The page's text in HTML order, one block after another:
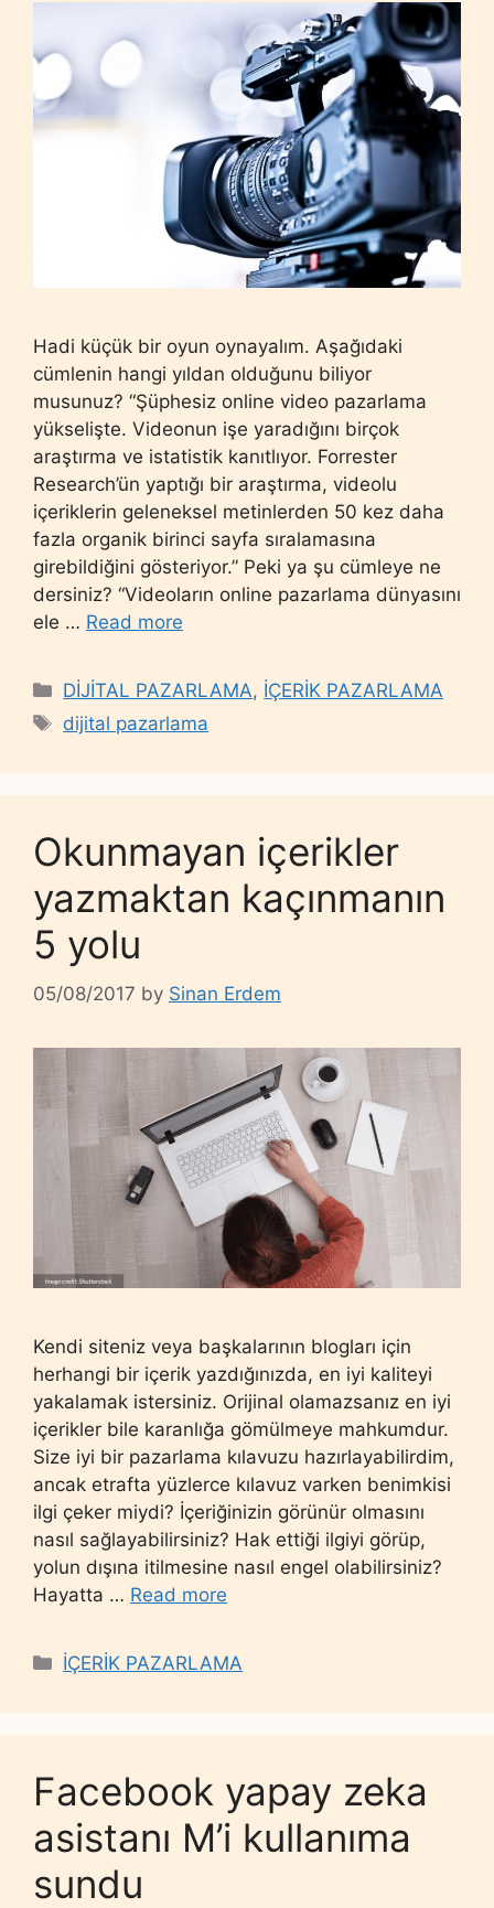
Hadi küçük bir oyun oynayalım. Aşağıdaki
cümlenin hangi yıldan olduğunu biliyor
musunuz? “Şüphesiz online video pazarlama
yükselişte. Videonun işe yaradığını birçok
araştırma ve istatistik kanıtlıyor. Forrester
Research’ün yaptığı bir araştırma, videolu
içeriklerin geleneksel metinlerden 50 kez daha
fazla organik birinci sayfa sıralamasına
girebildiğini gösteriyor.” Peki ya şu cümleye ne
dersiniz? “Videoların online pazarlama dünyasını
ele … Read more
Categories
DİJİTAL PAZARLAMA, İÇERİK PAZARLAMA
Tags
dijital pazarlama
Okunmayan içerikler
yazmaktan kaçınmanın
5 yolu
05/08/2017 by Sinan Erdem
Kendi siteniz veya başkalarının blogları için
herhangi bir içerik yazdığınızda, en iyi kaliteyi
yakalamak istersiniz. Orijinal olamazsanız en iyi
içerikler bile karanlığa gömülmeye mahkumdur.
Size iyi bir pazarlama kılavuzu hazırlayabilirdim,
ancak etrafta yüzlerce kılavuz varken benimkisi
ilgi çeker miydi? İçeriğinizin görünür olmasını
nasıl sağlayabilirsiniz? Hak ettiği ilgiyi görüp,
yolun dışına itilmesine nasıl engel olabilirsiniz?
Hayatta … Read more
Categories
İÇERİK PAZARLAMA
Facebook yapay zeka
asistanı M’i kullanıma
sundu